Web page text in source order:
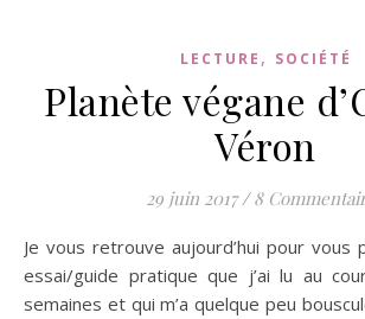
LECTURE , SOCIÉTÉ
Planète végane
Véron
29 juin 2017 / 8
Je vous retrouve aujourd’hui pour vous parler d’un nouvel
essai/guide pratique que j’ai lu au
semaines et qui m’a quelque peu